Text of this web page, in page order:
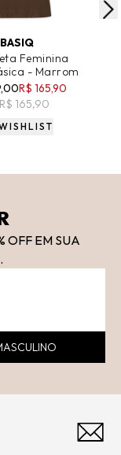
AO CARRINHO
BASIQ
Feminina
- Marrom
R$ 165,90
165,90
OFF EM SUA